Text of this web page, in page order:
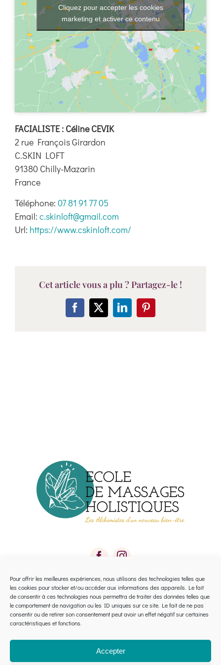
Pour offrir les meilleures expériences, nous utilisons des technologies telles que
les cookies pour stocker et/ou accéder aux informations des appareils. Le fait
de consentir à ces technologies nous permettra de traiter des données telles que
le comportement de navigation ou les ID uniques sur ce site. Le fait de ne pas
consentir ou de retirer son consentement peut avoir un effet négatif sur certaines
caractéristiques et fonctions.
Accepter
Boutique
Ressources
Contact
Cliquez pour accepter les cookies
marketing et activer ce contenu
FACIALISTE : Céline CEVIK
2 rue François Girardon
C.SKIN LOFT
91380 Chilly-Mazarin
France
Téléphone: 07 81 91 77 05
Email: c.skinloft@gmail.com
Url: https://www.cskinloft.com/
Cet article vous a plu ? Partagez-le !
Facebook
X LinkedInPinterest
Toggle
Navigation
Calendrier 2026 Avignon
Calendrier 2026 Montpellier